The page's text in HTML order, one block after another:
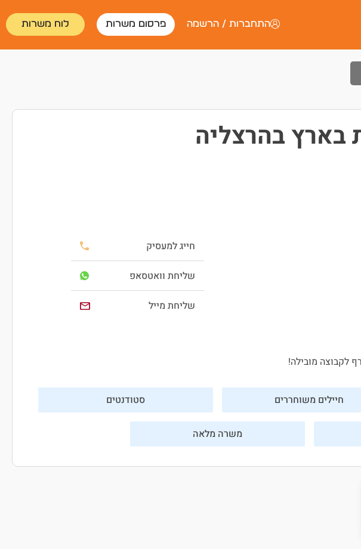
התחברות / הרשמה פרסום משרות לוח משרות
בארץ בהרצליה
לקבוצה מובילה!
חייג למעסיק
שליחת וואטסאפ
שליחת מייל
חיילים משוחררים סטודנטים
משרה מלאה
החכמה